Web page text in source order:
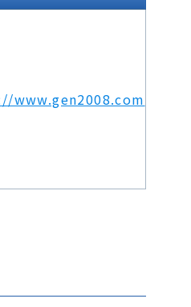
www.gen2008.com